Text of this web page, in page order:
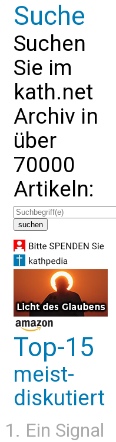
Suche
Suchen
Sie im
kath.net
Archiv in
über
70000
Artikeln:
Top-15
meist-
diskutiert
Ein Signal